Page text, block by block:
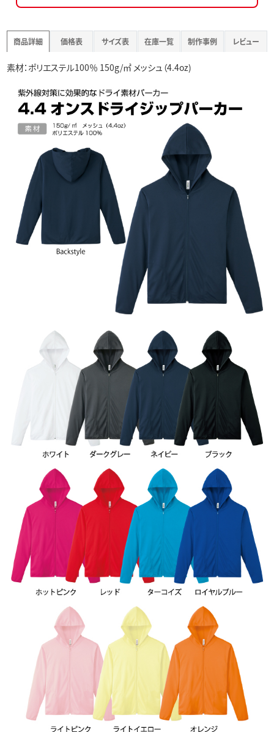
商品詳細 価格表 サイズ表 在庫一覧 制作事例 レビュー
素材：ポリエステル100％ 150g/㎡ メッシュ（4.4oz)